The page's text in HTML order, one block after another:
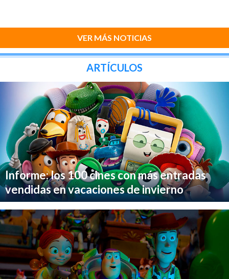
VER MÁS NOTICIAS
ARTÍCULOS
Informe: los 100 cines con más entradas
vendidas en vacaciones de invierno